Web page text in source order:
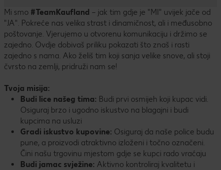
Mi smo #TeamKaufland – jak tim gdje je "MI" uvijek jače od
"JA". Pokreće nas velika strast i dinamičnost, ali i međusobno
poštovanje. Vjerujemo u otvorenu komunikaciju i držimo se
zajedno. Ovdje dobivaš priliku pokazati što znaš i rasti
zajedno s nama. Ako želiš tim koji sanja velike snove, ali stoji
čvrsto na zemlji, pridruži nam se!
Tvoja misija:
Budi lice našeg tima: Budi prvi osmijeh koji kupac vidi.
Osiguraj brzo i ugodno iskustvo na blagajni i budi
kupcima na usluzi
Gradi iskustvo kupovine: Osiguraj da naše police budu
pune, a proizvodi atraktivno izloženi i točno označeni.
Čini našu trgovinu mjestom gdje se kupci rado vraćaju
Budi jamac svježine: Aktivno kontroliraj kvalitetu i